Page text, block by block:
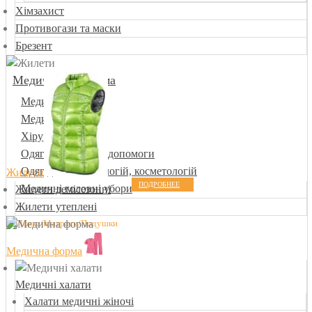
Хімзахист
Противогази та маски
Брезент
Жилети
Жилети демісезонні
Жилети утеплені
Медична форма
Медичні халати
Халати медичні жіночі
Медична уніформа
Медичні халати
Медичні костюми
Хірургічна форма
Одяг для швидкої допомоги
Одяг для стоматологій, косметологій
Медичні головні убори
ПОДРОБНЕЕ